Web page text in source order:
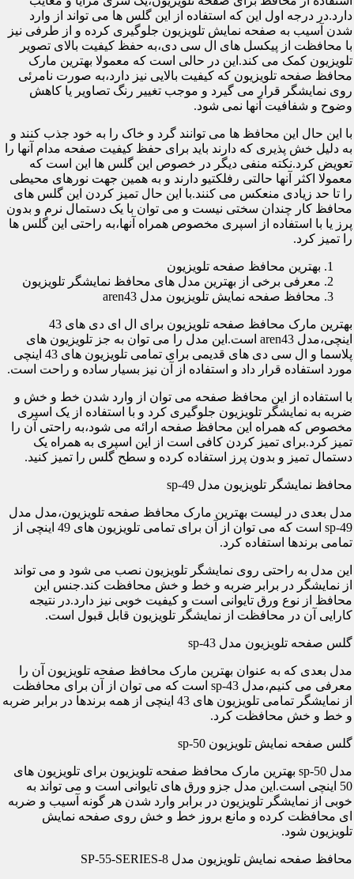
دارد.در درجه اول این که استفاده از این گلس ها می تواند از وارد
شدن آسیب به صفحه نمایش تلویزیون جلوگیری کرده و از طرفی نیز
با محافظت از پیکسل های ال سی دی،به حفظ کیفیت بالای تصویر
تلویزیون کمک می کند.این در حالی است که معمولا بهترین مارک
محافظ صفحه تلویزیون که کیفیت بالایی نیز دارد،به صورت نامرئی
روی نمایشگر قرار می گیرد و موجب تغییر رنگ تصاویر یا کاهش
وضوح و شفافیت آنها نمی شود.
با این حال این محافظ ها می توانند گرد و خاک را به خود جذب کنند و
به دلیل خش پذیری که دارند باید برای حفظ کیفیت صفحه مدام آنها را
تعویض کرد.نکته منفی دیگر در خصوص این گلس ها این است که
معمولا اکثر آنها حالتی رفلکتیو دارند و به همین جهت نورهای محیطی
را تا حد زیادی منعکس می کنند.با این حال تمیز کردن این گلس های
محافظ کار چندان سختی نیست و می توان با یک دستمال نرم و بدون
پرز یا با استفاده از اسپری مخصوص همراه آنها،به راحتی این گلس ها
را تمیز کرد.
بهترین محافظ صفحه تلویزیون
معرفی برخی از بهترین مدل های محافظ نمایشگر تلویزیون
محافظ صفحه نمایش تلویزیون مدل aren43
بهترین مارک محافظ صفحه تلویزیون برای ال ای دی های 43
اینچی،مدل aren43 است.این مدل را می توان به جز تلویزیون های
پلاسما و ال سی دی های قدیمی برای تمامی تلویزیون های 43 اینچی
مورد استفاده قرار داد و استفاده از آن نیز بسیار ساده و راحت است.
با استفاده از این محافظ صفحه می توان از وارد شدن خط و خش و
ضربه به نمایشگر تلویزیون جلوگیری کرد و با استفاده از یک اسپری
مخصوص که همراه این محافظ صفحه ارائه می شود،به راحتی آن را
تمیز کرد.برای تمیز کردن کافی است از این اسپری به همراه یک
دستمال تمیز و بدون پرز استفاده کرده و سطح گلس را تمیز کنید.
محافظ نمایشگر تلویزیون مدل sp-49
مدل بعدی در لیست بهترین مارک محافظ صفحه تلویزیون،مدل مدل
sp-49 است که می توان از آن برای تمامی تلویزیون های 49 اینچی از
تمامی برندها استفاده کرد.
این مدل به راحتی روی نمایشگر تلویزیون نصب می شود و می تواند
از نمایشگر در برابر ضربه و خط و خش محافظت کند.جنس این
محافظ از نوع ورق تایوانی است و کیفیت خوبی نیز دارد.در نتیجه
کارایی آن در محافظت از نمایشگر تلویزیون قابل قبول است.
گلس صفحه تلویزیون مدل sp-43
مدل بعدی که به عنوان بهترین مارک محافظ صفحه تلویزیون آن را
معرفی می کنیم،مدل sp-43 است که می توان از آن برای محافظت
از نمایشگر تمامی تلویزیون های 43 اینچی از همه برندها در برابر ضربه
و خط و خش محافظت کرد.
گلس صفحه نمایش تلویزیون sp-50
مدل sp-50 بهترین مارک محافظ صفحه تلویزیون برای تلویزیون های
50 اینچی است.این مدل جزو ورق های تایوانی است و می تواند به
خوبی از نمایشگر تلویزیون در برابر وارد شدن هر گونه آسیب و ضربه
ای محافظت کرده و مانع بروز خط و خش روی صفحه نمایش
تلویزیون شود.
محافظ صفحه نمایش تلویزیون مدل SP-55-SERIES-8